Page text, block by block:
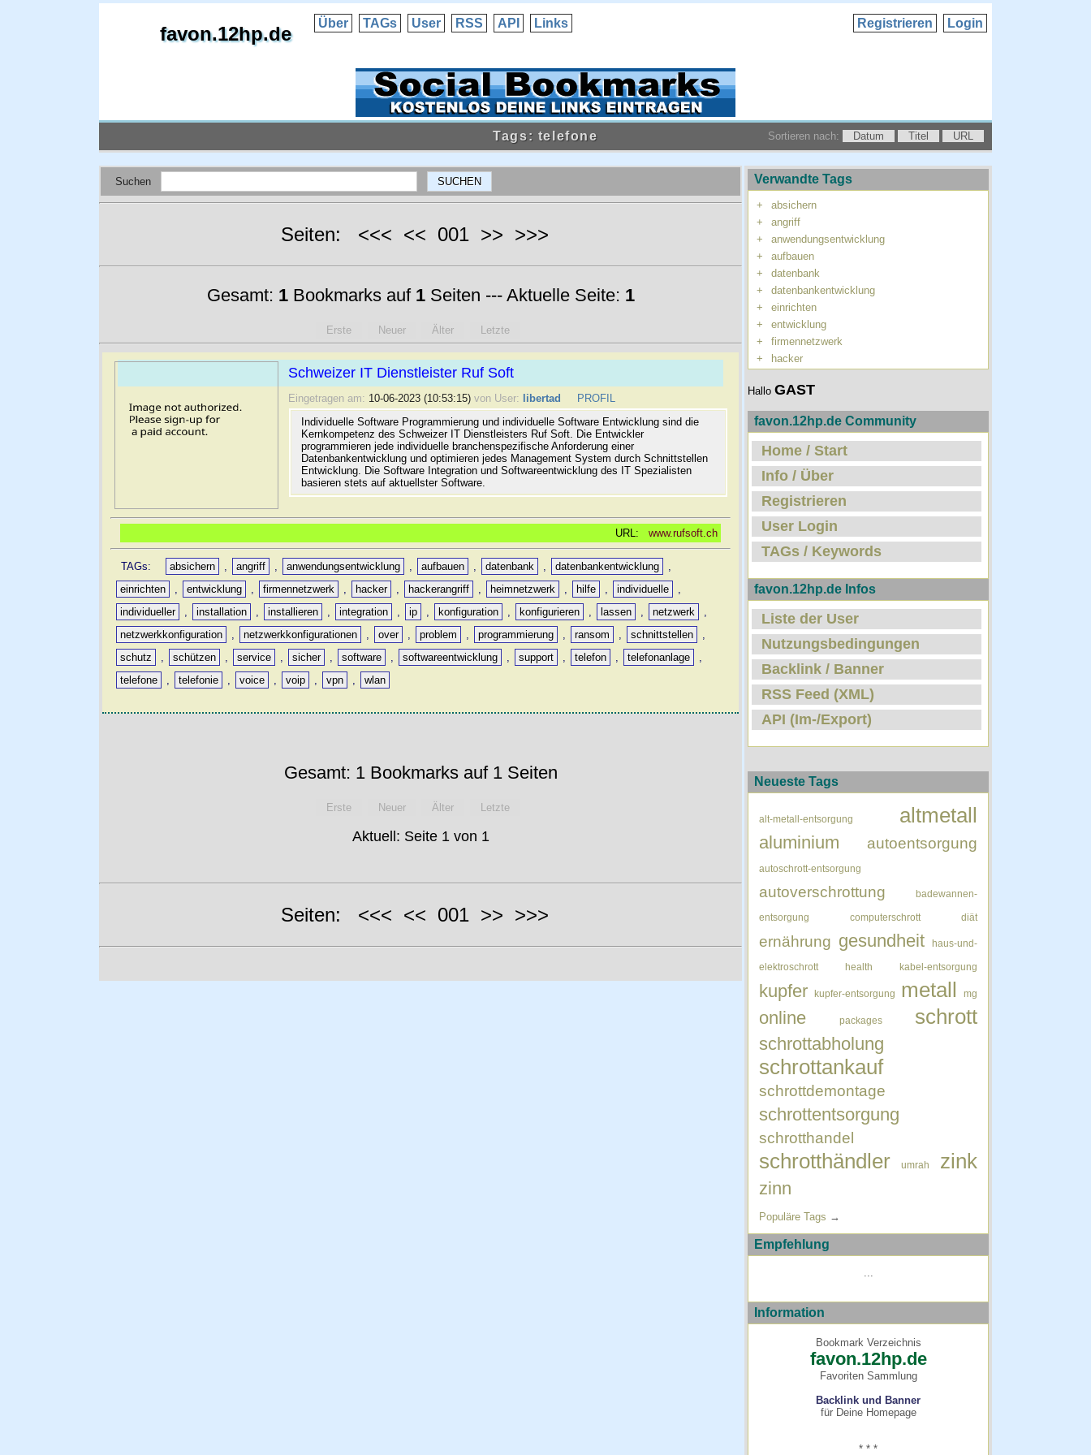
favon.12hp.de Über TAGs User RSS API Links Login
Registrieren
Tags: telefone Sortieren nach: Datum Titel URL
Suchen
Seiten: <<< << 001 >> >>>
Gesamt: 1Bookmarks auf 1Seiten --- Aktuelle Seite: 1
Erste Neuer Älter Letzte
Schweizer IT Dienstleister Ruf Soft
Eingetragen am: 10-06-2023 (10:53:15) von User: libertad
PROFIL
Individuelle Software Programmierung und individuelle Software Entwicklung sind die
Kernkompetenz des Schweizer IT Dienstleisters Ruf Soft. Die Entwickler
programmieren jede individuelle branchenspezifische Anforderung einer
Datenbankentwicklung und optimieren jedes Management System durch Schnittstellen
Entwicklung. Die Software Integration und Softwareentwicklung des IT Spezialisten
basieren stets auf aktuellster Software.
URL: www.rufsoft.ch
TAGs: absichern , angriff , anwendungsentwicklung , aufbauen , datenbank , datenbankentwicklung
,
einrichten
, entwicklung , firmennetzwerk , hacker , hackerangriff , heimnetzwerk , hilfe , individuelle
,
individueller
, installation , installieren , integration , ip , konfiguration , konfigurieren , lassen , netzwerk
,
netzwerkkonfiguration
, netzwerkkonfigurationen , over , problem , programmierung , ransom , schnittstellen
,
schutz
, schützen , service , sicher , software , softwareentwicklung , support , telefon , telefonanlage
,
telefone
, telefonie , voice , voip , vpn , wlan
Gesamt: 1 Bookmarks auf 1 Seiten
Erste Neuer Älter Letzte
Aktuell: Seite 1 von 1
Seiten: <<< << 001 >> >>>
Verwandte Tags
+
absichern
+
angriff
+
anwendungsentwicklung
+
aufbauen
+
datenbank
+
datenbankentwicklung
+
einrichten
+
entwicklung
+
firmennetzwerk
+
hacker
Hallo GAST
favon.12hp.de Community
Home / Start
Info / Über
Registrieren
User Login
TAGs / Keywords
favon.12hp.de Infos
Liste der User
Nutzungsbedingungen
Backlink / Banner
RSS Feed (XML)
API (Im-/Export)
Neueste Tags
alt-metall-entsorgung altmetall
aluminium autoentsorgung
autoschrott-entsorgung
autoverschrottung badewannen-
entsorgung computerschrott diät
ernährung gesundheit haus-und-
elektroschrott health kabel-entsorgung
kupfer kupfer-entsorgung metall mg
online packages schrott
schrottabholung
schrottankauf
schrottdemontage
schrottentsorgung
schrotthandel
schrotthändler umrah zink
zinn
Populäre Tags →
Empfehlung
Information
Bookmark Verzeichnis
favon.12hp.de
Favoriten Sammlung
Backlink und Banner
für Deine Homepage
* * *